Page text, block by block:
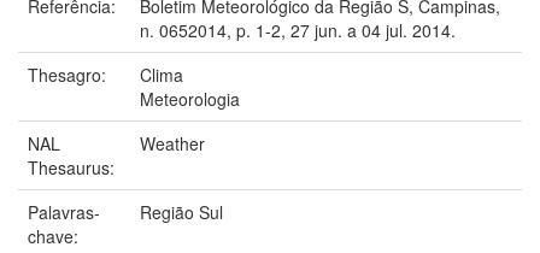
Referência:
Boletim Meteorológico da Região S, Campinas,
n. 0652014, p. 1-2, 27 jun. a 04 jul. 2014.
Thesagro:
Clima
Meteorologia
NAL
Thesaurus:
Weather
Palavras-
chave:
Região Sul